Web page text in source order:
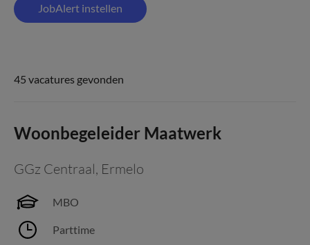
JobAlert instellen
45 vacatures gevonden
Woonbegeleider Maatwerk
GGz Centraal, Ermelo
MBO
Parttime